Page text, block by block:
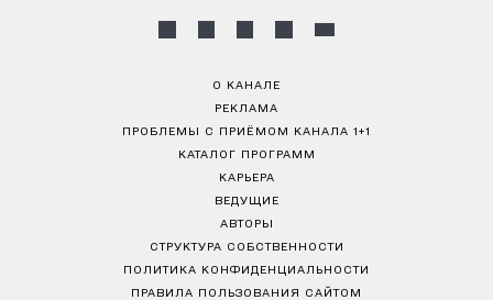
О КАНАЛЕ
РЕКЛАМА
ПРОБЛЕМЫ С ПРИЁМОМ КАНАЛА 1+1
КАТАЛОГ ПРОГРАММ
КАРЬЕРА
ВЕДУЩИЕ
АВТОРЫ
СТРУКТУРА СОБСТВЕННОСТИ
ПОЛИТИКА КОНФИДЕНЦИАЛЬНОСТИ
ПРАВИЛА ПОЛЬЗОВАНИЯ САЙТОМ